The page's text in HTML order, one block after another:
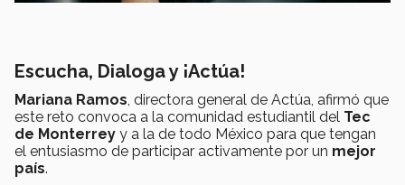
Escucha, Dialoga y ¡Actúa!
Mariana Ramos, directora general de Actúa, afirmó que
este reto convoca a la comunidad estudiantil del Tec
de Monterrey y a la de todo México para que tengan
el entusiasmo de participar activamente por un mejor
país.